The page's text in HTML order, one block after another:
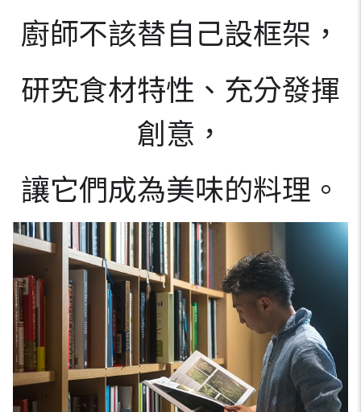
廚師不該替自己設框架，
研究食材特性、充分發揮
創意，
讓它們成為美味的料理。